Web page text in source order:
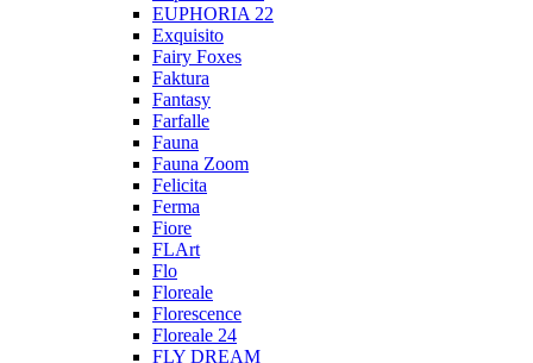
EUPHORIA 22
Exquisito
Fairy Foxes
Faktura
Fantasy
Farfalle
Fauna
Fauna Zoom
Felicita
Ferma
Fiore
FLArt
Flo
Floreale
Florescence
Floreale 24
FLY DREAM